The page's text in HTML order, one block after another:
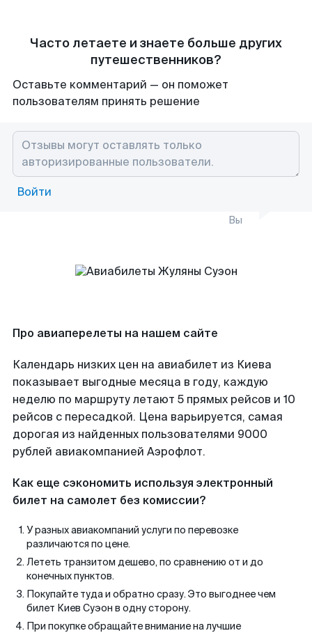
Часто летаете и знаете больше других
путешественников?
Оставьте комментарий — он поможет
пользователям принять решение
Войти
Вы
Про авиаперелеты на нашем сайте
Календарь низких цен на авиабилет из Киева
показывает выгодные месяца в году, каждую
неделю по маршруту летают 5 прямых рейсов и 10
рейсов с пересадкой. Цена варьируется, самая
дорогая из найденных пользователями 9000
рублей авиакомпанией Аэрофлот.
Как еще сэкономить используя электронный
билет на самолет без комиссии?
У разных авиакомпаний услуги по перевозке
различаются по цене.
Лететь транзитом дешево, по сравнению от и до
конечных пунктов.
Покупайте туда и обратно сразу. Это выгоднее чем
билет Киев Суэон в одну сторону.
При покупке обращайте внимание на лучшие